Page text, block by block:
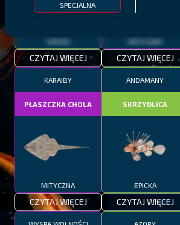
SPECJALNA
EPICKA
CZYTAJ WIĘCEJ
MITYCZNA
CZYTAJ WIĘCEJ
KARAIBY
PŁASZCZKA CHOLA
MITYCZNA
CZYTAJ WIĘCEJ
ANDAMANY
SKRZYDLICA
EPICKA
CZYTAJ WIĘCEJ